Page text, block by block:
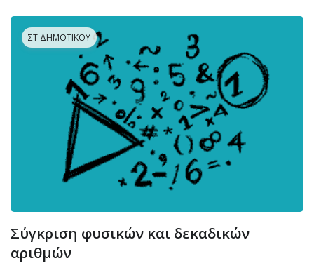
ΣΤ ΔΗΜΟΤΙΚΟΎ
Σύγκριση φυσικών και δεκαδικών
αριθμών